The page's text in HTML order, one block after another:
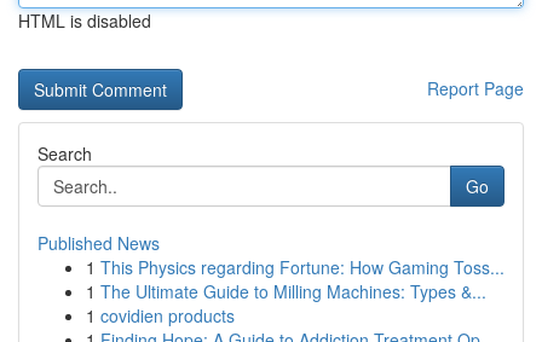
HTML is disabled
Report Page
Search
Go
Published News
1 This Physics regarding Fortune: How Gaming Toss...
1 The Ultimate Guide to Milling Machines: Types &...
1 covidien products